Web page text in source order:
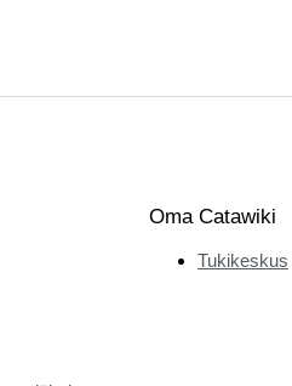
Oma Catawiki
Tukikeskus